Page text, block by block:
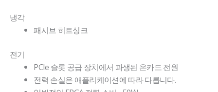
냉각
패시브 히트싱크
전기
PCIe 슬롯 공급 장치에서 파생된 온카드 전원
전력 손실은 애플리케이션에 따라 다릅니다.